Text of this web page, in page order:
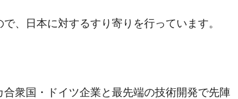
、若者に起業させよう」⇒ どんな雇用対策だソレ。
ウソのデータを入力したのは明白だ」
、日本に対するすり寄りを行っています。
衆国・ドイツ企業と最先端の技術開発で先陣